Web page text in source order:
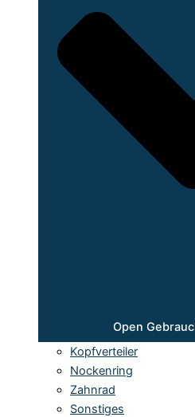
Open
Kopfverteiler
Nockenring
Zahnrad
Sonstiges